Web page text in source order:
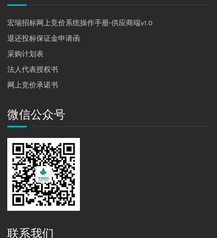
宏瑞招标网上竞价系统操作手册-供应商端v1.0
退还投标保证金申请函
采购计划表
法人代表授权书
网上竞价承诺书
微信公众号
联系我们